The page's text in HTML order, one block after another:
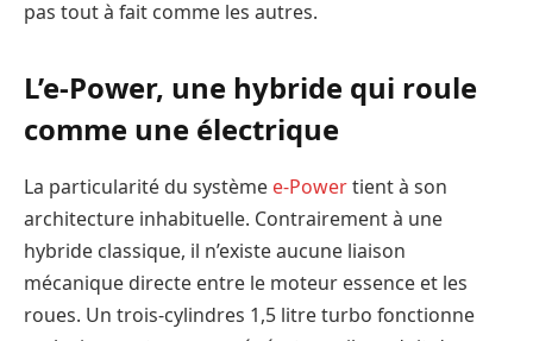
pas tout à fait comme les autres.
L’e-Power, une hybride qui roule
comme une électrique
La particularité du système e-Powertient à son
architecture inhabituelle. Contrairement à une
hybride classique, il n’existe aucune liaison
mécanique directe entre le moteur essence et les
roues. Un trois-cylindres 1,5 litre turbo fonctionne